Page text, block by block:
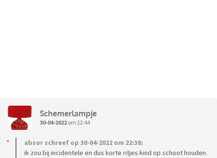
Schemerlampje
30-04-2022 om 22:44
absor schreef op 30-04-2022 om 22:38:
ik zou bij incidentele en dus korte ritjes kind op schoot houden.